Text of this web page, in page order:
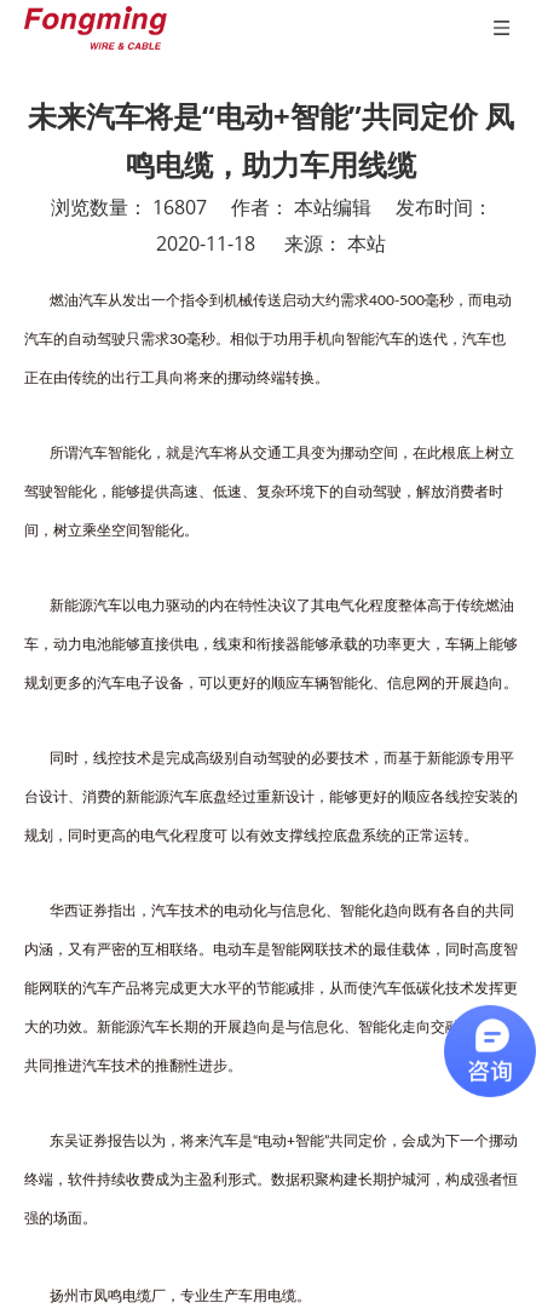
未来汽车将是“电动+智能”共同定价 凤
鸣电缆，助力车用线缆
浏览数量： 16807作者： 本站编辑 发布时间：
2020-11-18 来源： 本站
燃油汽车从发出一个指令到机械传送启动大约需求400-500毫秒，而电动
汽车的自动驾驶只需求30毫秒。相似于功用手机向智能汽车的迭代，汽车也
正在由传统的出行工具向将来的挪动终端转换。
所谓汽车智能化，就是汽车将从交通工具变为挪动空间，在此根底上树立
驾驶智能化，能够提供高速、低速、复杂环境下的自动驾驶，解放消费者时
间，树立乘坐空间智能化。
新能源汽车以电力驱动的内在特性决议了其电气化程度整体高于传统燃油
车，动力电池能够直接供电，线束和衔接器能够承载的功率更大，车辆上能够
规划更多的汽车电子设备，可以更好的顺应车辆智能化、信息网的开展趋向。
同时，线控技术是完成高级别自动驾驶的必要技术，而基于新能源专用平
台设计、消费的新能源汽车底盘经过重新设计，能够更好的顺应各线控安装的
规划，同时更高的电气化程度可 以有效支撑线控底盘系统的正常运转。
华西证券指出，汽车技术的电动化与信息化、智能化趋向既有各自的共同
内涵，又有严密的互相联络。电动车是智能网联技术的最佳载体，同时高度智
能网联的汽车产品将完成更大水平的节能减排，从而使汽车低碳化技术发挥更
大的功效。新能源汽车长期的开展趋向是与信息化、智能化走向交融，三者将
共同推进汽车技术的推翻性进步。
东吴证券报告以为，将来汽车是“电动+智能”共同定价，会成为下一个挪动
终端，软件持续收费成为主盈利形式。数据积聚构建长期护城河，构成强者恒
强的场面。
扬州市凤鸣电缆厂，专业生产车用电缆。